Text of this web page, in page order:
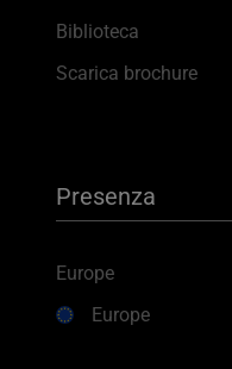
Biblioteca
Scarica brochure
Presenza
Europe
Europe